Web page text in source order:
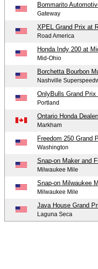
Bommarito
Gateway
XPEL Grand Prix at
Road America
Honda Indy 200 at
Mid-Ohio
Borchetta Bourbon
Nashville
OnlyBulls Grand Prix
Portland
Ontario Honda
Markham
Freedom 250 Grand
Washington
Snap-on Maker and
Milwaukee Mile
Snap-on Milwaukee
Milwaukee Mile
Java House Grand
Laguna Seca